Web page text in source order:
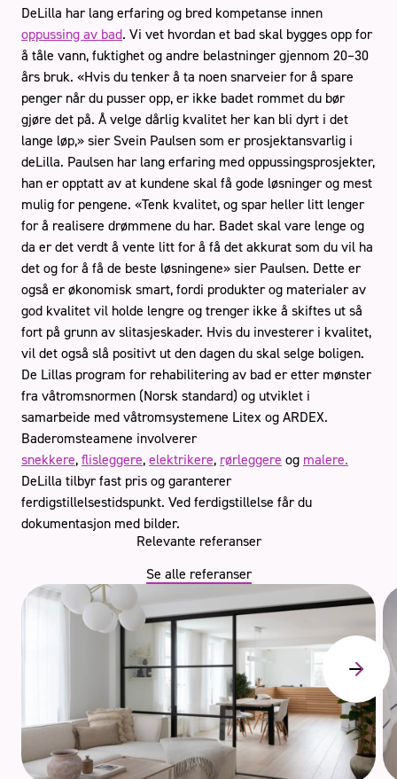
Book gratis befaring
Håndverkertjenester
Referanser
Tips og råd
Kontakt oss Om oss
DeLilla har lang erfaring og bred kompetanse innen
oppussing av bad. Vi vet hvordan et bad skal bygges opp for
å tåle vann, fuktighet og andre belastninger gjennom 20–30
års bruk. «Hvis du tenker å ta noen snarveier for å spare
penger når du pusser opp, er ikke badet rommet du bør
gjøre det på. Å velge dårlig kvalitet her kan bli dyrt i det
lange løp,» sier Svein Paulsen som er prosjektansvarlig i
deLilla. Paulsen har lang erfaring med oppussingsprosjekter,
han er opptatt av at kundene skal få gode løsninger og mest
mulig for pengene. «Tenk kvalitet, og spar heller litt lenger
for å realisere drømmene du har. Badet skal vare lenge og
da er det verdt å vente litt for å få det akkurat som du vil ha
det og for å få de beste løsningene» sier Paulsen. Dette er
også er økonomisk smart, fordi produkter og materialer av
god kvalitet vil holde lengre og trenger ikke å skiftes ut så
fort på grunn av slitasjeskader. Hvis du investerer i kvalitet,
vil det også slå positivt ut den dagen du skal selge boligen.
De Lillas program for rehabilitering av bad er etter mønster
fra våtromsnormen (Norsk standard) og utviklet i
samarbeide med våtromsystemene Litex og ARDEX.
Baderomsteamene involverer
snekkere, flisleggere, elektrikere, rørleggere og malere.
DeLilla tilbyr fast pris og garanterer
ferdigstillelsestidspunkt. Ved ferdigstillelse får du
dokumentasjon med bilder.
Relevante referanser
Se alle referanser